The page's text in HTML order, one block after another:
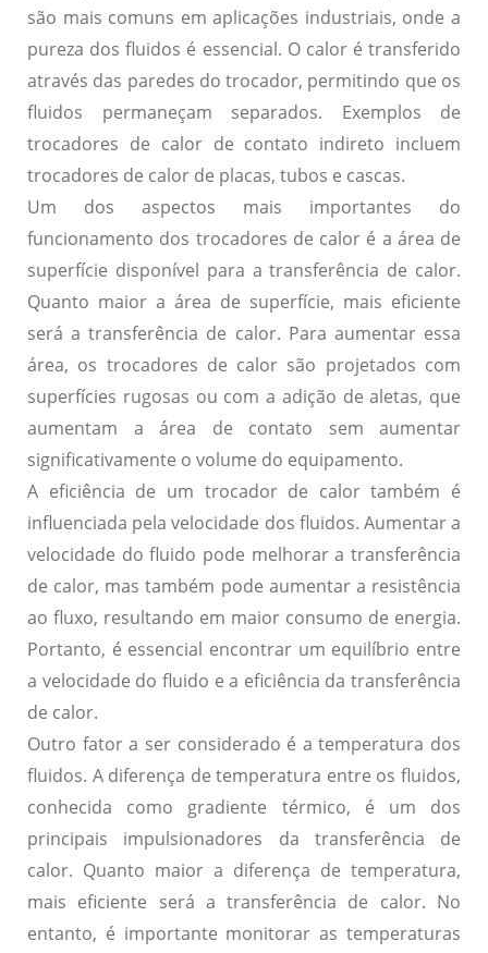
são mais comuns em aplicações industriais, onde a
pureza dos fluidos é essencial. O calor é transferido
através das paredes do trocador, permitindo que os
fluidos permaneçam separados. Exemplos de
trocadores de calor de contato indireto incluem
trocadores de calor de placas, tubos e cascas.
Um dos aspectos mais importantes do
funcionamento dos trocadores de calor é a área de
superfície disponível para a transferência de calor.
Quanto maior a área de superfície, mais eficiente
será a transferência de calor. Para aumentar essa
área, os trocadores de calor são projetados com
superfícies rugosas ou com a adição de aletas, que
aumentam a área de contato sem aumentar
significativamente o volume do equipamento.
A eficiência de um trocador de calor também é
influenciada pela velocidade dos fluidos. Aumentar a
velocidade do fluido pode melhorar a transferência
de calor, mas também pode aumentar a resistência
ao fluxo, resultando em maior consumo de energia.
Portanto, é essencial encontrar um equilíbrio entre
a velocidade do fluido e a eficiência da transferência
de calor.
Outro fator a ser considerado é a temperatura dos
fluidos. A diferença de temperatura entre os fluidos,
conhecida como gradiente térmico, é um dos
principais impulsionadores da transferência de
calor. Quanto maior a diferença de temperatura,
mais eficiente será a transferência de calor. No
entanto, é importante monitorar as temperaturas